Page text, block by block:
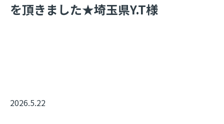
を頂きました★埼玉県Y.T様
2026.5.22